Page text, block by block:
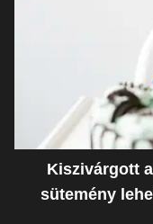
Kiszivárgott
sütemény